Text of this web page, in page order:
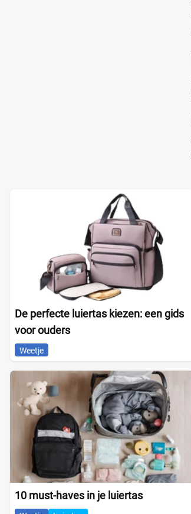
De perfecte luiertas kiezen: een gids
voor ouders
Weetje
10 must-haves in je luiertas